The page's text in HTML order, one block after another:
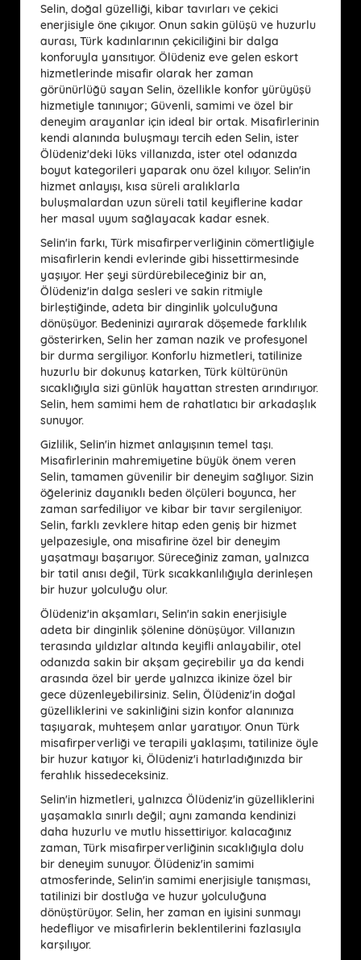
Selin, doğal güzelliği, kibar tavırları ve çekici
enerjisiyle öne çıkıyor. Onun sakin gülüşü ve huzurlu
aurası, Türk kadınlarının çekiciliğini bir dalga
konforuyla yansıtıyor. Ölüdeniz eve gelen eskort
hizmetlerinde misafir olarak her zaman
görünürlüğü sayan Selin, özellikle konfor yürüyüşü
hizmetiyle tanınıyor; Güvenli, samimi ve özel bir
deneyim arayanlar için ideal bir ortak. Misafirlerinin
kendi alanında buluşmayı tercih eden Selin, ister
Ölüdeniz'deki lüks villanızda, ister otel odanızda
boyut kategorileri yaparak onu özel kılıyor. Selin'in
hizmet anlayışı, kısa süreli aralıklarla
buluşmalardan uzun süreli tatil keyiflerine kadar
her masal uyum sağlayacak kadar esnek.
Selin'in farkı, Türk misafirperverliğinin cömertliğiyle
misafirlerin kendi evlerinde gibi hissettirmesinde
yaşıyor. Her şeyi sürdürebileceğiniz bir an,
Ölüdeniz'in dalga sesleri ve sakin ritmiyle
birleştiğinde, adeta bir dinginlik yolculuğuna
dönüşüyor. Bedeninizi ayırarak döşemede farklılık
gösterirken, Selin her zaman nazik ve profesyonel
bir durma sergiliyor. Konforlu hizmetleri, tatilinize
huzurlu bir dokunuş katarken, Türk kültürünün
sıcaklığıyla sizi günlük hayattan stresten arındırıyor.
Selin, hem samimi hem de rahatlatıcı bir arkadaşlık
sunuyor.
Gizlilik, Selin'in hizmet anlayışının temel taşı.
Misafirlerinin mahremiyetine büyük önem veren
Selin, tamamen güvenilir bir deneyim sağlıyor. Sizin
öğeleriniz dayanıklı beden ölçüleri boyunca, her
zaman sarfediliyor ve kibar bir tavır sergileniyor.
Selin, farklı zevklere hitap eden geniş bir hizmet
yelpazesiyle, ona misafirine özel bir deneyim
yaşatmayı başarıyor. Süreceğiniz zaman, yalnızca
bir tatil anısı değil, Türk sıcakkanlılığıyla derinleşen
bir huzur yolculuğu olur.
Ölüdeniz'in akşamları, Selin'in sakin enerjisiyle
adeta bir dinginlik şölenine dönüşüyor. Villanızın
terasında yıldızlar altında keyifli anlayabilir, otel
odanızda sakin bir akşam geçirebilir ya da kendi
arasında özel bir yerde yalnızca ikinize özel bir
gece düzenleyebilirsiniz. Selin, Ölüdeniz'in doğal
güzelliklerini ve sakinliğini sizin konfor alanınıza
taşıyarak, muhteşem anlar yaratıyor. Onun Türk
misafirperverliği ve terapili yaklaşımı, tatilinize öyle
bir huzur katıyor ki, Ölüdeniz'i hatırladığınızda bir
ferahlık hissedeceksiniz.
Selin'in hizmetleri, yalnızca Ölüdeniz'in güzelliklerini
yaşamakla sınırlı değil; aynı zamanda kendinizi
daha huzurlu ve mutlu hissettiriyor. kalacağınız
zaman, Türk misafirperverliğinin sıcaklığıyla dolu
bir deneyim sunuyor. Ölüdeniz'in samimi
atmosferinde, Selin'in samimi enerjisiyle tanışması,
tatilinizi bir dostluğa ve huzur yolculuğuna
dönüştürüyor. Selin, her zaman en iyisini sunmayı
hedefliyor ve misafirlerin beklentilerini fazlasıyla
karşılıyor.